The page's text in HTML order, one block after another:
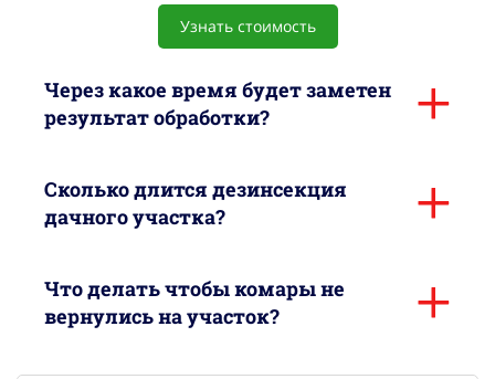
Узнать стоимость
Через какое время будет заметен
результат обработки?
Сколько длится дезинсекция
дачного участка?
Что делать чтобы комары не
вернулись на участок?